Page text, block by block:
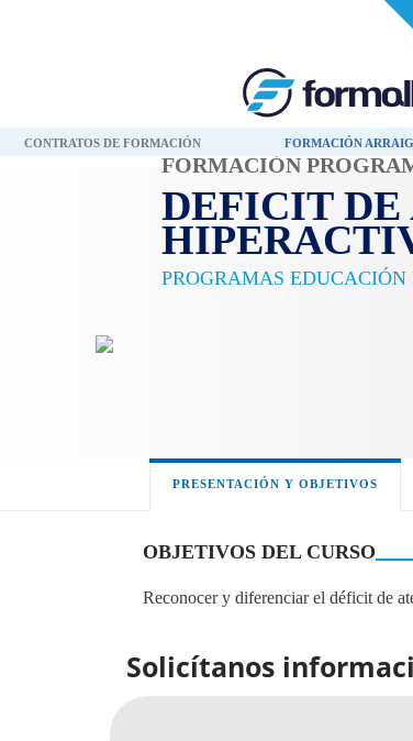
CONTRATOS DE FORMACIÓN FORMACIÓN
FORMACIÓN
DEFICIT DE
PROGRAMAS EDUCACIÓN
PRESENTACIÓN Y OBJETIVOS
OBJETIVOS DEL CURSO
Reconocer y diferenciar el déficit de
Solicítanos